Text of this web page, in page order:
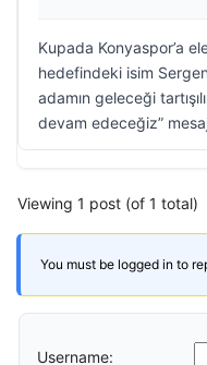
Kupada Konyaspor’a
hedefindeki isim
adamın geleceği
devam edeceğiz”
Viewing 1 post (of 1 total)
You must be logged in to
Username: